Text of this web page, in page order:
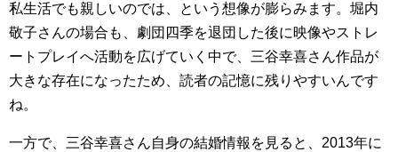
私生活でも親しいのでは、という想像が膨らみます。堀内
敬子さんの場合も、劇団四季を退団した後に映像やストレ
ートプレイへ活動を広げていく中で、三谷幸喜さん作品が
大きな存在になったため、読者の記憶に残りやすいんです
ね。
一方で、三谷幸喜さん自身の結婚情報を見ると、2013年に